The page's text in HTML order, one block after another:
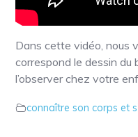
Dans cette vidéo, nous
correspond le dessin
l’observer chez votre
connaître son corps et